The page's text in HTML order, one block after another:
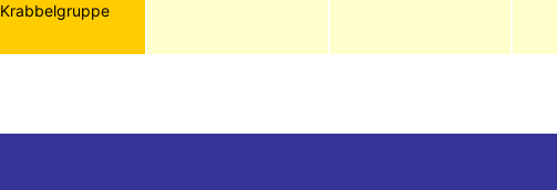
Krabbelgruppe